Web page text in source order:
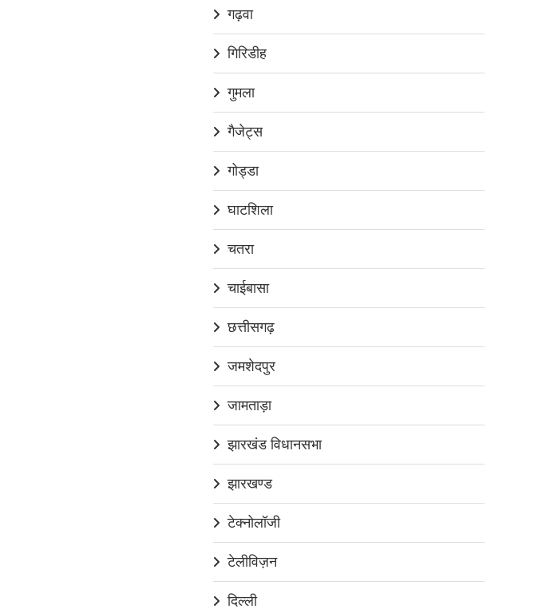
गढ़वा
गिरिडीह
गुमला
गैजेट्स
गोड्डा
घाटशिला
चतरा
चाईबासा
छत्तीसगढ़
जमशेदपुर
जामताड़ा
झारखंड विधानसभा
झारखण्ड
टेक्नोलॉजी
टेलीविज़न
दिल्ली